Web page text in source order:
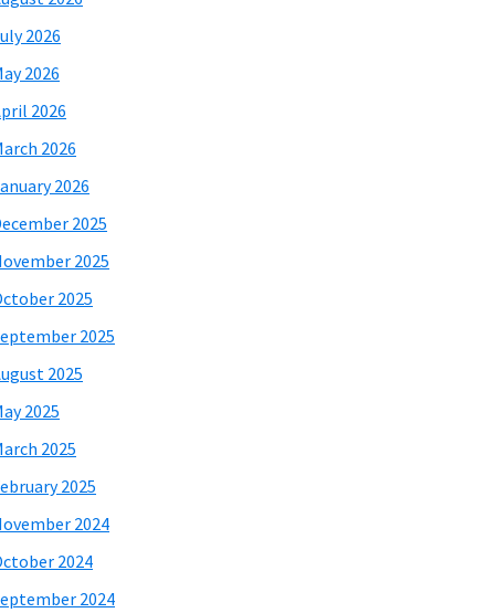
2026
2026
2026
2026
2026
2025
2025
2025
2025
2025
2025
2025
2025
2024
2024
2024